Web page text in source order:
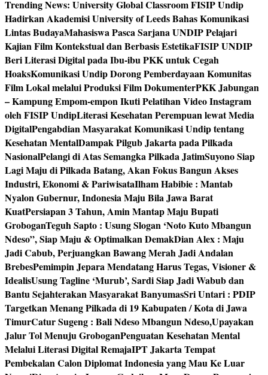
Trending News: University Global Classroom FISIP Undip
Hadirkan Akademisi University of Leeds Bahas Komunikasi
Lintas BudayaMahasiswa Pasca Sarjana UNDIP Pelajari
Kajian Film Kontekstual dan Berbasis EstetikaFISIP UNDIP
Beri Literasi Digital pada Ibu-ibu PKK untuk Cegah
HoaksKomunikasi Undip Dorong Pemberdayaan Komunitas
Film Lokal melalui Produksi Film DokumenterPKK Jabungan
– Kampung Empom-empon Ikuti Pelatihan Video Instagram
oleh FISIP UndipLiterasi Kesehatan Perempuan lewat Media
DigitalPengabdian Masyarakat Komunikasi Undip tentang
Kesehatan MentalDampak Pilgub Jakarta pada Pilkada
NasionalPelangi di Atas Semangka Pilkada JatimSuyono Siap
Lagi Maju di Pilkada Batang, Akan Fokus Bangun Akses
Industri, Ekonomi & PariwisataIlham Habibie : Mantab
Nyalon Gubernur, Indonesia Maju Bila Jawa Barat
KuatPersiapan 3 Tahun, Amin Mantap Maju Bupati
GroboganTeguh Sapto : Usung Slogan ‘Noto Kuto Mbangun
Ndeso”, Siap Maju & Optimalkan DemakDian Alex : Maju
Jadi Cabub, Perjuangkan Bawang Merah Jadi Andalan
BrebesPemimpin Jepara Mendatang Harus Tegas, Visioner &
IdealisUsung Tagline ‘Murub’, Sardi Siap Jadi Wabub dan
Bantu Sejahterakan Masyarakat BanyumasSri Untari : PDIP
Targetkan Menang Pilkada di 19 Kabupaten / Kota di Jawa
TimurCatur Sugeng : Bali Ndeso Mbangun Ndeso,Upayakan
Jalur Tol Menuju GroboganPenguatan Kesehatan Mental
Melalui Literasi Digital RemajaIPT Jakarta Tempat
Pembekalan Calon Diplomat Indonesia yang Mau Ke Luar